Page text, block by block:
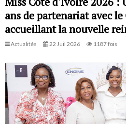
ans de partenariat avec
accueillant la nouvelle
Actualités 22 Juil 2026 1187 fois